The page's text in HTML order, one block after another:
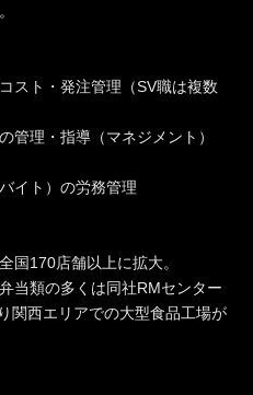
スト・発注管理（SV職は複数
管理・指導（マネジメント）
イト）の労務管理
国170店舗以上に拡大。
当類の多くは同社RMセンター
関西エリアでの大型食品工場が